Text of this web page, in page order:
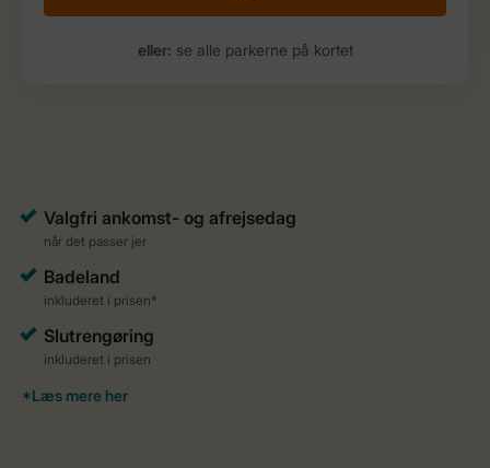
eller: se alle parkerne på kortet